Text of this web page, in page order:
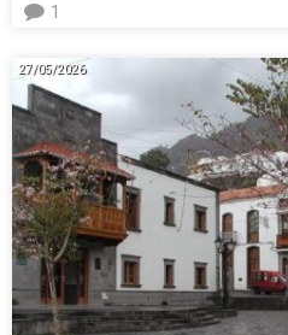
1
27/05/2026